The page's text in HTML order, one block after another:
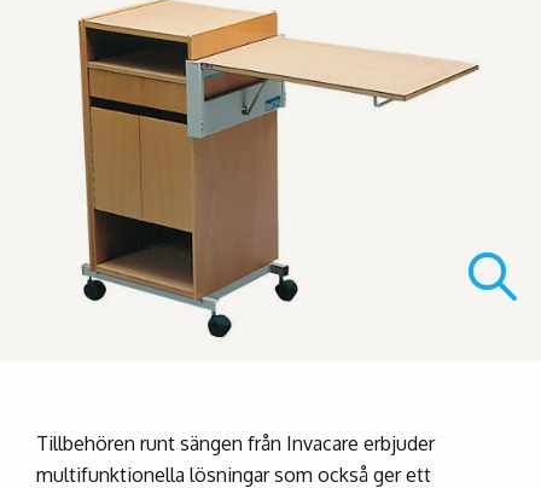
Tillbehören runt sängen från Invacare erbjuder
multifunktionella lösningar som också ger ett